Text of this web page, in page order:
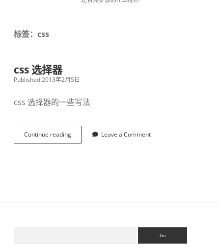
标签：css
css 选择器
Published 2013年2月5日
css 选择器的一些写法
Continue reading
s
Leave a Comment